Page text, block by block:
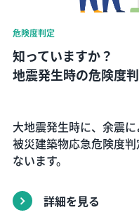
危険度判定
知っていますか？
地震発生時の危険度
大地震発生時に、余震
被災建築物応急危険度
ないます。
詳細を見る